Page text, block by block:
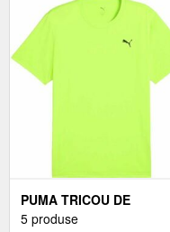
PUMA TRICOU DE
BĂRBAȚI TRICOU DE
5 produse